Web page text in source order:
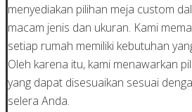
menyediakan pilihan meja custom
macam jenis dan ukuran. Kami
setiap rumah memiliki kebutuhan
Oleh karena itu, kami menawarkan
yang dapat disesuaikan sesuai
selera Anda.